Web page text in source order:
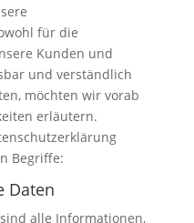
für die
Kunden und
und verständlich
möchten wir vorab
erläutern.
Begriffe:
Daten
alle Informationen,